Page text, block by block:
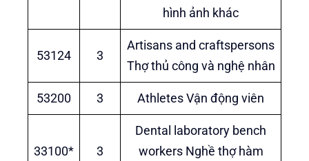
hình ảnh khác
53124 3
Artisans and craftspersons
Thợ thủ công và nghệ nhân
53200 3 Athletes Vận động viên
33100* 3
Dental laboratory bench
workers Nghề thợ hàm